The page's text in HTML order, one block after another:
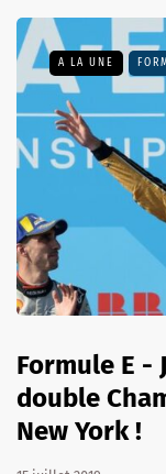
A LA UNE
Formule E -
double
New York !